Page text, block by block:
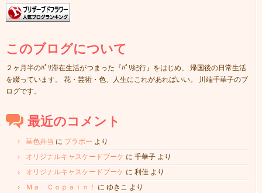
このブログについて
２ヶ月半のﾊﾟﾘ滞在生活がつまった『ﾊﾟﾘ紀行』をはじめ、 帰国後の日常生活
を綴っています。 花・芸術・色、人生にこれがあればいい。 川端千華子のブ
ログです。
最近のコメント
華色弁当 に ブラボー より
オリジナルキャスケードブーケ に 千華子 より
オリジナルキャスケードブーケ に 利佳 より
Ｍａ Ｃｏｐａｉｎ！
に ゆきこ より